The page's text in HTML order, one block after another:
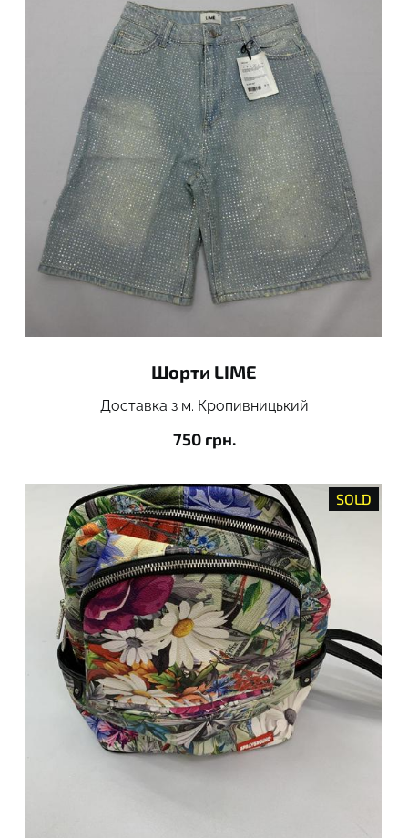
Шорти LIME
Доставка з м. Кропивницький
750 грн.
SOLD